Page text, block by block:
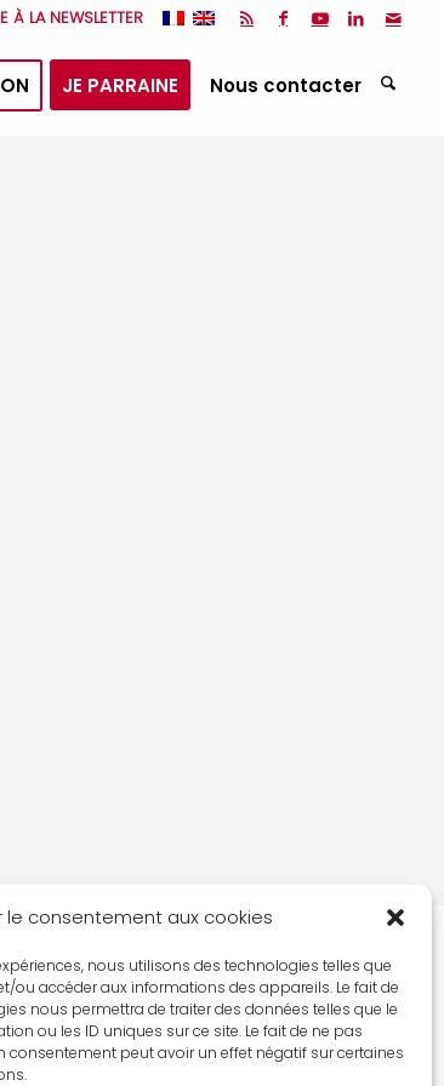
le consentement aux cookies
nous utilisons des technologies telles que
ou accéder aux informations des appareils. Le fait de
nous permettra de traiter des données telles que le
ou les ID uniques sur ce site. Le fait de ne pas
consentement peut avoir un effet négatif sur certaines
À LA NEWSLETTER
JE PARRAINE Nous contacter